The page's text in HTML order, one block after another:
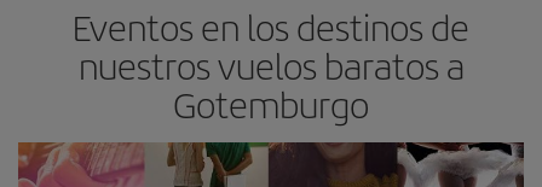
Eventos en los destinos de
nuestros vuelos baratos a
Gotemburgo